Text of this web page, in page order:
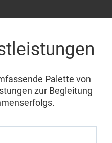
Palette von
zur Begleitung